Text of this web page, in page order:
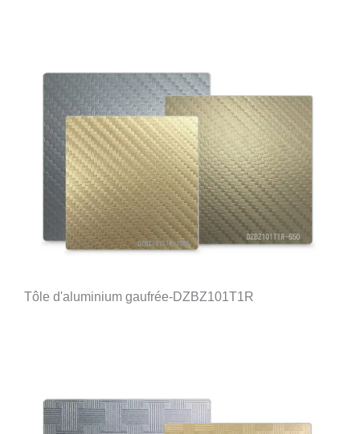
Tôle d'aluminium gaufrée-DZBZ101T1R